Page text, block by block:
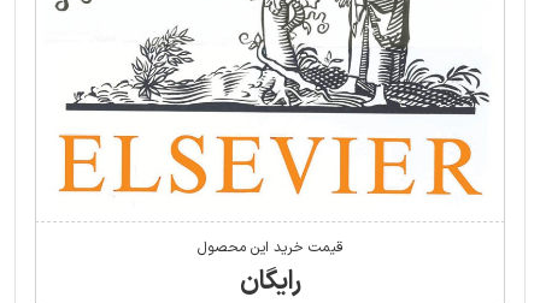
قیمت خرید این محصول
رایگان